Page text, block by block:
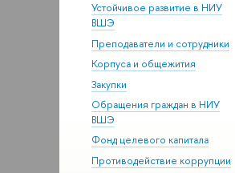
Устойчивое развитие в НИУ
ВШЭ
Преподаватели и сотрудники
Корпуса и общежития
Закупки
Обращения граждан в НИУ
ВШЭ
Фонд целевого капитала
Противодействие коррупции